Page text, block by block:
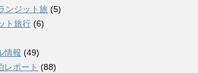
ンジット旅 (5)
ト旅行 (6)
情報 (49)
レポート (88)